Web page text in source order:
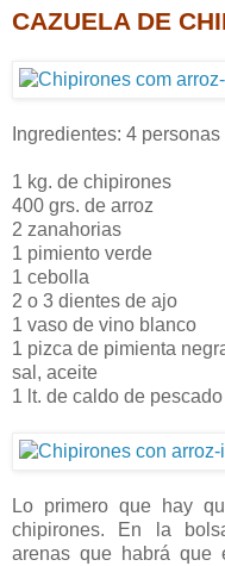
CAZUELA DE
Ingredientes: 4 personas
1 kg. de chipirones
400 grs. de arroz
2 zanahorias
1 pimiento verde
1 cebolla
2 o 3 dientes de ajo
1 vaso de vino blanco
1 pizca de pimienta
sal, aceite
1 lt. de caldo de pescado
Lo primero que hay
chipirones. En la
arenas que habrá que